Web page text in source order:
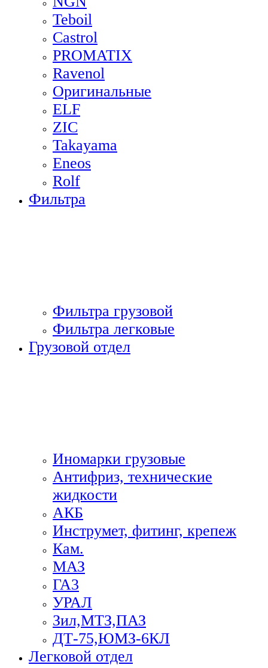
Teboil
Castrol
PROMATIX
Ravenol
Оригинальные
ELF
ZIC
Takayama
Eneos
Rolf
Фильтра
Фильтра грузовой
Фильтра легковые
Грузовой отдел
Иномарки грузовые
Антифриз, технические
жидкости
АКБ
Инструмет, фитинг, крепеж
Кам.
МАЗ
ГА3
УРАЛ
Зил,МТЗ,ПАЗ
ДТ-75,ЮМЗ-6КЛ
Легковой отдел